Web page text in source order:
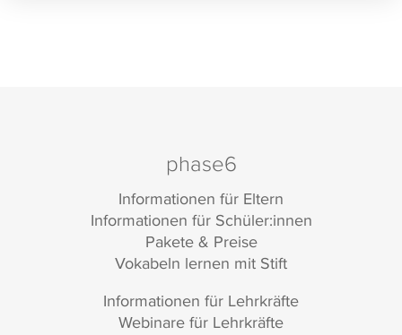
phase6
Informationen für Eltern
Informationen für Schüler:innen
Pakete & Preise
Vokabeln lernen mit Stift
Informationen für Lehrkräfte
Webinare für Lehrkräfte